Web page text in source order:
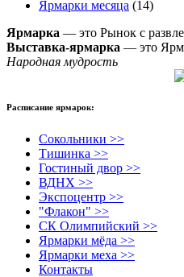
Ярмарки месяца (14)
Ярмарка — это Рынок с
Выставка-ярмарка — это
Народная мудрость
Расписание ярмарок:
Сокольники >>
Тишинка >>
Гостиный двор >>
ВДНХ >>
Экспоцентр >>
"Флакон" >>
СК Олимпийский >>
Ярмарки мёда >>
Ярмарки меха >>
Контакты